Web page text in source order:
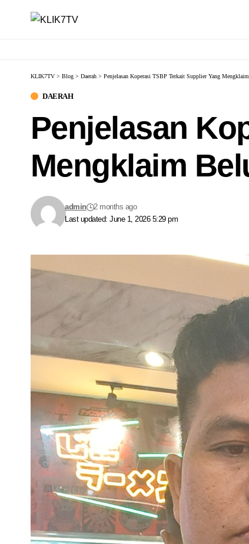
KLIK7TV > Blog > Daerah > Penjelasan Koperasi TSBP Terkait Supplier Yang
DAERAH
Penjelasan
Mengklaim
Last updated: June 1, 2026 5:29 pm
admin 2 months ago